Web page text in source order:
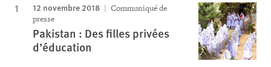
12 novembre 2018
Communiqué de
presse
Pakistan : Des filles privées
d’éducation